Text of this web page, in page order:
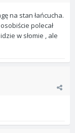
na stan łańcucha.
polecał
w słomie , ale